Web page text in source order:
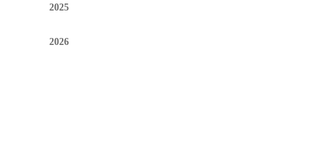
2025
2026